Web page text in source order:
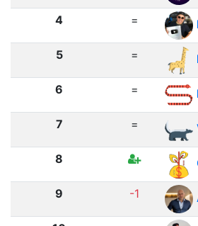
4 =
5 =
6 =
7 =
8
9 -1